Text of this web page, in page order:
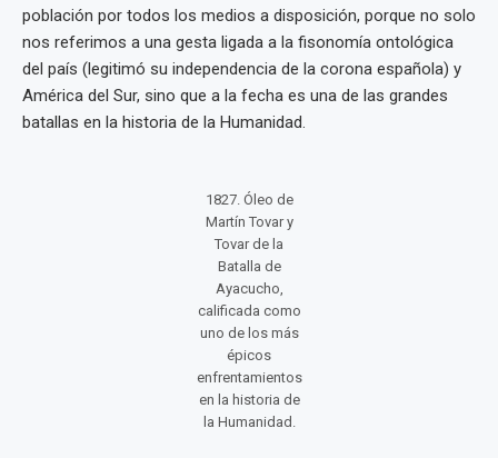
población por todos los medios a disposición, porque no solo
nos referimos a una gesta ligada a la fisonomía ontológica
del país (legitimó su independencia de la corona española) y
América del Sur, sino que a la fecha es una de las grandes
batallas en la historia de la Humanidad.
1827. Óleo de
Martín Tovar y
Tovar de la
Batalla de
Ayacucho,
calificada como
uno de los más
épicos
enfrentamientos
en la historia de
la Humanidad.